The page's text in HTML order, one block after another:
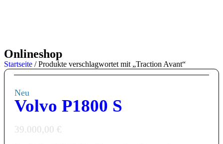
Onlineshop
Startseite / Produkte verschlagwortet mit „Traction Avant“
Neu
Volvo P1800 S
39.000,00 €